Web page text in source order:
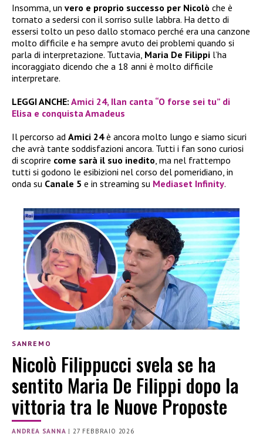
Insomma, un vero e proprio successo per Nicolò che è
tornato a sedersi con il sorriso sulle labbra. Ha detto di
essersi tolto un peso dallo stomaco perché era una canzone
molto difficile e ha sempre avuto dei problemi quando si
parla di interpretazione. Tuttavia, Maria De Filippi l’ha
incoraggiato dicendo che a 18 anni è molto difficile
interpretare.
LEGGI ANCHE: Amici 24, Ilan canta “O forse sei tu” di
Elisa e conquista Amadeus
Il percorso ad Amici 24è ancora molto lungo e siamo sicuri
che avrà tante soddisfazioni ancora. Tutti i fan sono curiosi
di scoprire come sarà il suo inedito, ma nel frattempo
tutti si godono le esibizioni nel corso del pomeridiano, in
onda su Canale 5 e in streaming su Mediaset Infinity.
SANREMO
Nicolò Filippucci svela se ha
sentito Maria De Filippi dopo la
vittoria tra le Nuove Proposte
ANDREA SANNA | 27 FEBBRAIO 2026